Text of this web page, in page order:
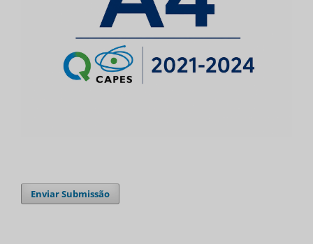
Enviar Submissão